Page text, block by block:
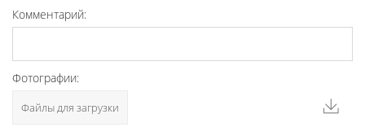
Комментарий:
Фотографии:
Файлы для загрузки